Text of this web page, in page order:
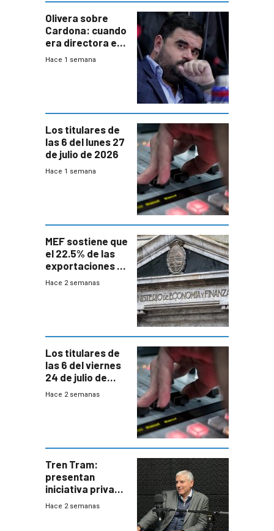
Olivera sobre
Cardona: cuando
era directora en
UTE “no era muy
Hace 1 semana
Los titulares de
las 6 del lunes 27
de julio de 2026
Hace 1 semana
MEF sostiene que
el 22.5% de las
exportaciones a
EE.UU se verán
Hace 2 semanas
Los titulares de
las 6 del viernes
24 de julio de
2026
Hace 2 semanas
Tren Tram:
presentan
iniciativa privada
para una red de
Hace 2 semanas